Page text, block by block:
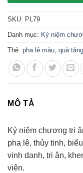
SKU: PL79
Danh mục: Kỷ niệm
Thẻ: pha lê màu quà
MÔ TẢ
Kỷ niệm chương tri
pha lê, thủy tinh,
vinh danh, tri ân,
viên.